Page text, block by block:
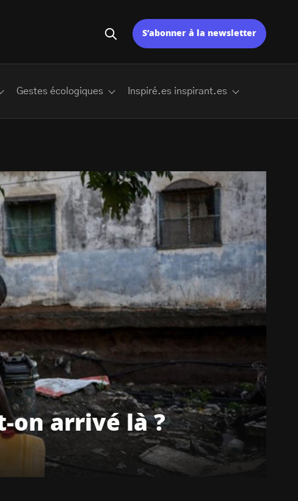
on arrivé là ?
S’abonner à la newsletter
Gestes écologiques Inspiré.es inspirant.es